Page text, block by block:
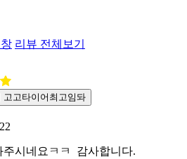
리뷰 전체보기
고고타이어최고임돠
주시네요ㅋㅋ 감사합니다.